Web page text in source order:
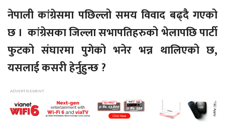
नेपाली कांग्रेसमा पछिल्लो समय विवाद बढ्दै गएको
छ । कांग्रेसका जिल्ला सभापतिहरुको भेलापछि पार्टी
फुटको संघारमा पुगेको भनेर भन्न थालिएको छ,
यसलाई कसरी हेर्नुहुन्छ ?